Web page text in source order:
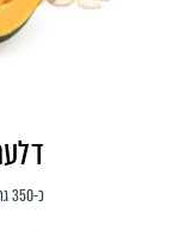
כ-350 גרם, ישראל